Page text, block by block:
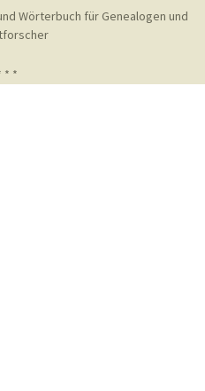
Wörterbuch für Genealogen und
* *